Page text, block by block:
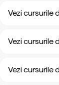
Vezi cursurile
Vezi cursurile
Vezi cursurile